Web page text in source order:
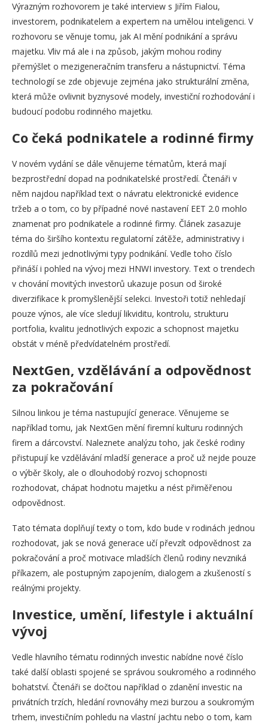
Výrazným rozhovorem je také interview s Jiřím Fialou,
investorem, podnikatelem a expertem na umělou inteligenci. V
rozhovoru se věnuje tomu, jak AI mění podnikání a správu
majetku. Vliv má ale i na způsob, jakým mohou rodiny
přemýšlet o mezigeneračním transferu a nástupnictví. Téma
technologií se zde objevuje zejména jako strukturální změna,
která může ovlivnit byznysové modely, investiční rozhodování i
budoucí podobu rodinného majetku.
Co čeká podnikatele a rodinné firmy
V novém vydání se dále věnujeme tématům, která mají
bezprostřední dopad na podnikatelské prostředí. Čtenáři v
něm najdou například text o návratu elektronické evidence
tržeb a o tom, co by případné nové nastavení EET 2.0 mohlo
znamenat pro podnikatele a rodinné firmy. Článek zasazuje
téma do širšího kontextu regulatorní zátěže, administrativy i
rozdílů mezi jednotlivými typy podnikání. Vedle toho číslo
přináší i pohled na vývoj mezi HNWI investory. Text o trendech
v chování movitých investorů ukazuje posun od široké
diverzifikace k promyšlenější selekci. Investoři totiž nehledají
pouze výnos, ale více sledují likviditu, kontrolu, strukturu
portfolia, kvalitu jednotlivých expozic a schopnost majetku
obstát v méně předvídatelném prostředí.
NextGen, vzdělávání a odpovědnost
za pokračování
Silnou linkou je téma nastupující generace. Věnujeme se
například tomu, jak NextGen mění firemní kulturu rodinných
firem a dárcovství. Naleznete analýzu toho, jak české rodiny
přistupují ke vzdělávání mladší generace a proč už nejde pouze
o výběr školy, ale o dlouhodobý rozvoj schopnosti
rozhodovat, chápat hodnotu majetku a nést přiměřenou
odpovědnost.
Tato témata doplňují texty o tom, kdo bude v rodinách jednou
rozhodovat, jak se nová generace učí převzít odpovědnost za
pokračování a proč motivace mladších členů rodiny nevzniká
příkazem, ale postupným zapojením, dialogem a zkušeností s
reálnými projekty.
Investice, umění, lifestyle i aktuální
vývoj
Vedle hlavního tématu rodinných investic nabídne nové číslo
také další oblasti spojené se správou soukromého a rodinného
bohatství. Čtenáři se dočtou například o zdanění investic na
privátních trzích, hledání rovnováhy mezi burzou a soukromým
trhem, investičním pohledu na vlastní jachtu nebo o tom, kam